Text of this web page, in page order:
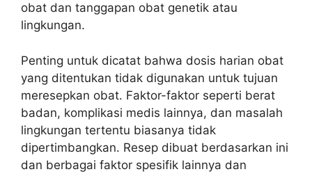
obat dan tanggapan obat genetik atau
lingkungan.
Penting untuk dicatat bahwa dosis harian obat
yang ditentukan tidak digunakan untuk tujuan
meresepkan obat. Faktor-faktor seperti berat
badan, komplikasi medis lainnya, dan masalah
lingkungan tertentu biasanya tidak
dipertimbangkan. Resep dibuat berdasarkan ini
dan berbagai faktor spesifik lainnya dan